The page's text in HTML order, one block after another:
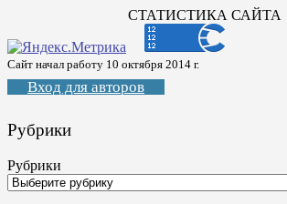
СТАТИСТИКА САЙТА
Сайт начал работу 10 октября 2014 г.
Вход для авторов
Рубрики
Рубрики